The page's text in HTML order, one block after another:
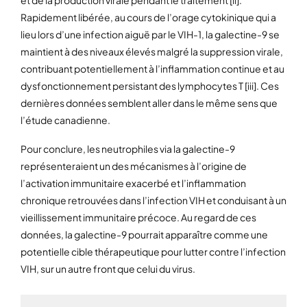
Rapidement libérée, au cours de l’orage cytokinique qui a
lieu lors d’une infection aiguë par le VIH-1, la galectine-9 se
maintient à des niveaux élevés malgré la suppression virale,
contribuant potentiellement à l’inflammation continue et au
dysfonctionnement persistant des lymphocytes T [iii]. Ces
dernières données semblent aller dans le même sens que
l’étude canadienne.
Pour conclure, les neutrophiles via la galectine-9
représenteraient un des mécanismes à l’origine de
l’activation immunitaire exacerbé et l’inflammation
chronique retrouvées dans l’infection VIH et conduisant à un
vieillissement immunitaire précoce. Au regard de ces
données, la galectine-9 pourrait apparaître comme une
potentielle cible thérapeutique pour lutter contre l’infection
VIH, sur un autre front que celui du virus.